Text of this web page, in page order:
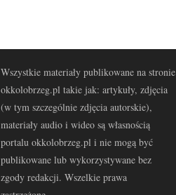
Wszystkie materiały publikowane na stronie
okkolobrzeg.pl takie jak: artykuły, zdjęcia
(w tym szczególnie zdjęcia autorskie),
materiały audio i wideo są własnością
portalu okkolobrzeg.pl i nie mogą być
publikowane lub wykorzystywane bez
zgody redakcji. Wszelkie prawa